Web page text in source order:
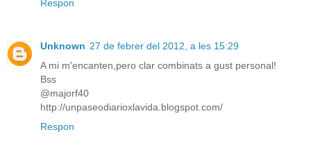
Respon
Unknown 27 de febrer del 2012, a les 15:29
A mi m'encanten,pero clar combinats a gust personal!
Bss
@majorf40
http://unpaseodiarioxlavida.blogspot.com/
Respon